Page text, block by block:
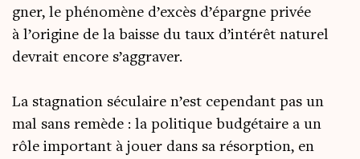
gner, le phé­no­mène d’excès d’épargne pri­vée
à l’origine de la baisse du taux d’intérêt natu­rel
devrait encore s’aggraver.
La stag­na­tion sécu­laire n’est cepen­dant pas un
mal sans remède : la poli­tique bud­gé­taire a un
rôle impor­tant à jouer dans sa résorp­tion, en